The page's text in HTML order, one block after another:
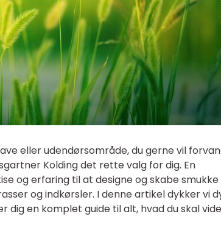
eller udendørsområde, du gerne vil
Kolding det rette valg for dig. En
og erfaring til at designe og skabe smukke
og indkørsler. I denne artikel dykker vi
dig en komplet guide til alt, hvad du skal